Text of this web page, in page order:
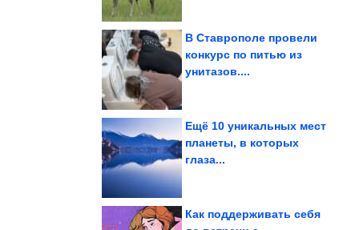
В Ставрополе провели
конкурс по питью из
унитазов....
Как советская
Ещё 10 уникальных мест
планеты, в которых
глаза...
Как поддерживать себя